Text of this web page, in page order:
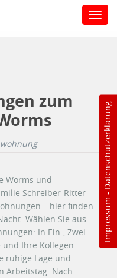
Impressum
-
Datenschutzerklärung
zum
Worms und
Schreiber-Ritter
– hier finden
Wählen Sie aus
In Ein-, Zwei
Ihre Kollegen
ruhige Lage und
Arbeitstag. Nach